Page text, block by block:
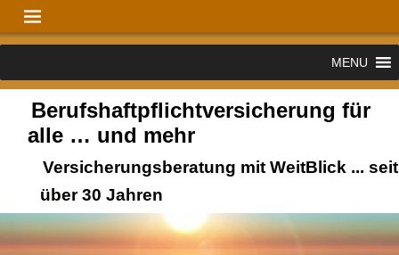
MENU
Berufshaftpflichtversicherung für
alle … und mehr
Versicherungsberatung mit WeitBlick ... seit
über 30 Jahren